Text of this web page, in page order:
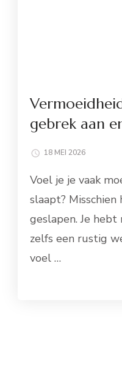
gebrek aan
18 MEI 2026
Voel je je vaak
slaapt?
geslapen. Je hebt
zelfs een rustig
voel …
Lees